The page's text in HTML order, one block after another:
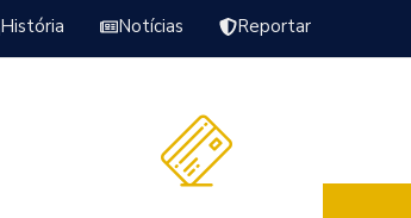
História Notícias Reportar
Excursão Torrão da Veiga